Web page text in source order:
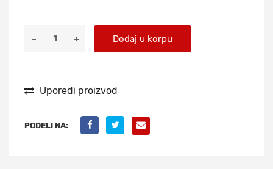
Dodaj u korpu
Uporedi proizvod
PODELI NA: